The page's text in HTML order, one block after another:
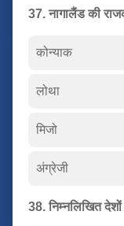
37. नागालैंड की
कोन्याक
लोथा
मिजो
अंग्रेजी
38. निम्नलिखित